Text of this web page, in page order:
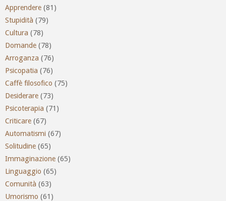
Apprendere (81)
Stupidità (79)
Cultura (78)
Domande (78)
Arroganza (76)
Psicopatia (76)
Caffè filosofico (75)
Desiderare (73)
Psicoterapia (71)
Criticare (67)
Automatismi (67)
Solitudine (65)
Immaginazione (65)
Linguaggio (65)
Comunità (63)
Umorismo (61)